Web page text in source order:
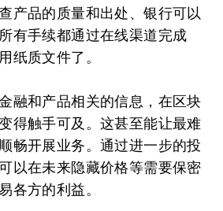
产品的质量和出处、银行可以
有手续都通过在线渠道完成
纸质文件了。
融和产品相关的信息，在区块
得触手可及。这甚至能让最难
畅开展业务。通过进一步的投
以在未来隐藏价格等需要保密
各方的利益。